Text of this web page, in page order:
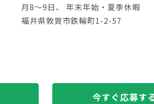
月8～9日、 年末年始・夏季休暇
福井県敦賀市鉄輪町1-2-57
今すぐ応募す